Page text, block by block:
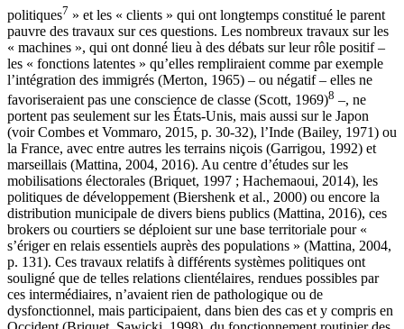
politiques7 » et les « clients » qui ont longtemps constitué le parent
pauvre des travaux sur ces questions. Les nombreux travaux sur les
« machines », qui ont donné lieu à des débats sur leur rôle positif –
les « fonctions latentes » qu’elles rempliraient comme par exemple
l’intégration des immigrés (Merton, 1965) – ou négatif – elles ne
favoriseraient pas une conscience de classe (Scott, 1969)8 –, ne
portent pas seulement sur les États-Unis, mais aussi sur le Japon
(voirCombes et Vommaro, 2015, p. 30-32), l’Inde (Bailey, 1971) ou
la France, avec entre autres les terrains niçois (Garrigou, 1992) et
marseillais (Mattina, 2004, 2016). Au centre d’études sur les
mobilisations électorales (Briquet, 1997 ; Hachemaoui, 2014), les
politiques de développement (Biershenk et al., 2000) ou encore la
distribution municipale de divers biens publics (Mattina, 2016), ces
brokers ou courtiers se déploient sur une base territoriale pour «
s’ériger en relais essentiels auprès des populations » (Mattina, 2004,
p. 131). Ces travaux relatifs à différents systèmes politiques ont
souligné que de telles relations clientélaires, rendues possibles par
ces intermédiaires, n’avaient rien de pathologique ou de
dysfonctionnel, mais participaient, dans bien des cas et y compris en